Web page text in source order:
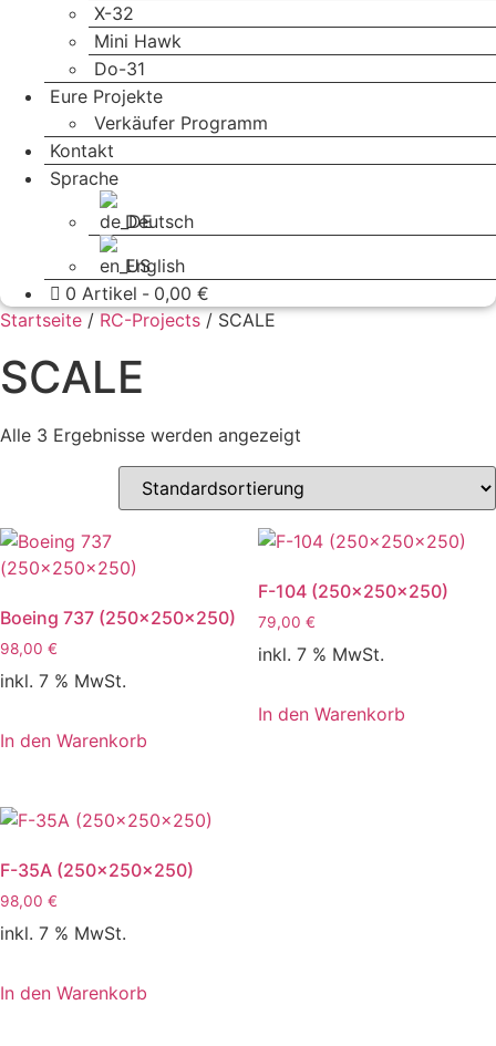
X-32
Mini Hawk
Do-31
Eure Projekte
Verkäufer Programm
Kontakt
Sprache
Deutsch
English
0 Artikel
0,00 €
Startseite / RC-Projects / SCALE
SCALE
Alle 3 Ergebnisse werden angezeigt
Boeing 737 (250x250x250)
98,00 €
inkl. 7 % MwSt.
In den Warenkorb
F-104 (250x250x250)
79,00 €
inkl. 7 % MwSt.
In den Warenkorb
F-35A (250x250x250)
98,00 €
inkl. 7 % MwSt.
In den Warenkorb